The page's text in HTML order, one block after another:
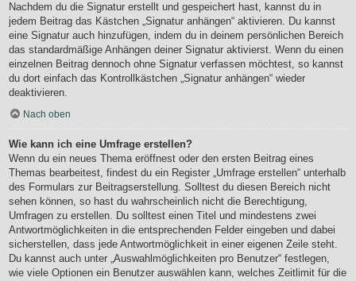
Nachdem du die Signatur erstellt und gespeichert hast, kannst du in
jedem Beitrag das Kästchen „Signatur anhängen“ aktivieren. Du kannst
eine Signatur auch hinzufügen, indem du in deinem persönlichen Bereich
das standardmäßige Anhängen deiner Signatur aktivierst. Wenn du einen
einzelnen Beitrag dennoch ohne Signatur verfassen möchtest, so kannst
du dort einfach das Kontrollkästchen „Signatur anhängen“ wieder
deaktivieren.
Nach oben
Wie kann ich eine Umfrage erstellen?
Wenn du ein neues Thema eröffnest oder den ersten Beitrag eines
Themas bearbeitest, findest du ein Register „Umfrage erstellen“ unterhalb
des Formulars zur Beitragserstellung. Solltest du diesen Bereich nicht
sehen können, so hast du wahrscheinlich nicht die Berechtigung,
Umfragen zu erstellen. Du solltest einen Titel und mindestens zwei
Antwortmöglichkeiten in die entsprechenden Felder eingeben und dabei
sicherstellen, dass jede Antwortmöglichkeit in einer eigenen Zeile steht.
Du kannst auch unter „Auswahlmöglichkeiten pro Benutzer“ festlegen,
wie viele Optionen ein Benutzer auswählen kann, welches Zeitlimit für die